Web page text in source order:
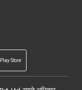
Store